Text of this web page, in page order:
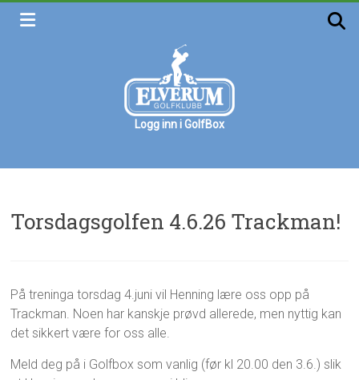
Skip
golfklubb
Logg inn i GolfBox
Torsdagsgolfen 4.6.26 Trackman!
u
r
o
o
r
s
a
2
8
a
På treninga torsdag 4.juni vil Henning lære oss opp på
Trackman. Noen har kanskje prøvd allerede, men nyttig kan
det sikkert være for oss alle.
Meld deg på i Golfbox som vanlig (før kl 20.00 den 3.6.) slik